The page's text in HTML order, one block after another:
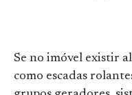
Se no imóvel existir
como escadas